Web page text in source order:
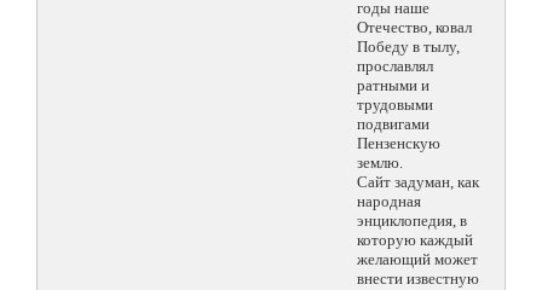
годы наше
Отечество, ковал
Победу в тылу,
прославлял
ратными и
трудовыми
подвигами
Пензенскую
землю.
Сайт задуман, как
народная
энциклопедия, в
которую каждый
желающий может
внести известную